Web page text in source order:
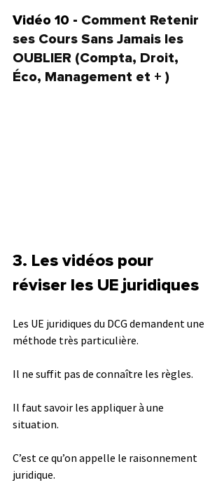
Vidéo 10 - Comment Retenir
ses Cours Sans Jamais les
OUBLIER (Compta, Droit,
Éco, Management et + )
3. Les vidéos pour
réviser les UE juridiques
Les UE juridiques du DCG demandent une
méthode très particulière.
Il ne suffit pas de connaître les règles.
Il faut savoir les appliquer à une
situation.
C’est ce qu’on appelle le raisonnement
juridique.